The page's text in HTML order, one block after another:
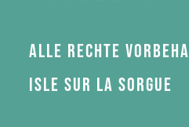
Alle Rechte
Isle sur la Sorgue